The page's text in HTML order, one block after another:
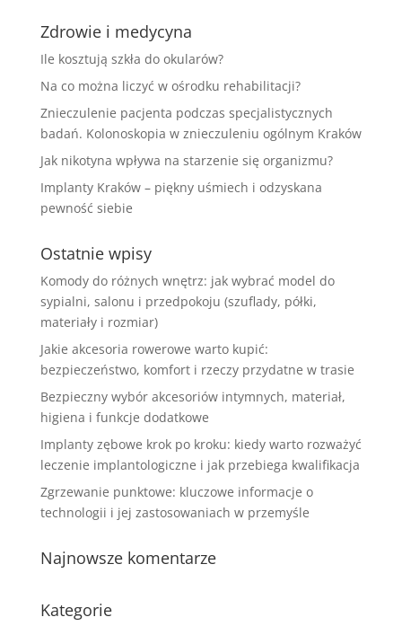
Zdrowie i medycyna
Ile kosztują szkła do okularów?
Na co można liczyć w ośrodku rehabilitacji?
Znieczulenie pacjenta podczas specjalistycznych
badań. Kolonoskopia w znieczuleniu ogólnym Kraków
Jak nikotyna wpływa na starzenie się organizmu?
Implanty Kraków – piękny uśmiech i odzyskana
pewność siebie
Ostatnie wpisy
Komody do różnych wnętrz: jak wybrać model do
sypialni, salonu i przedpokoju (szuflady, półki,
materiały i rozmiar)
Jakie akcesoria rowerowe warto kupić:
bezpieczeństwo, komfort i rzeczy przydatne w trasie
Bezpieczny wybór akcesoriów intymnych, materiał,
higiena i funkcje dodatkowe
Implanty zębowe krok po kroku: kiedy warto rozważyć
leczenie implantologiczne i jak przebiega kwalifikacja
Zgrzewanie punktowe: kluczowe informacje o
technologii i jej zastosowaniach w przemyśle
Najnowsze komentarze
Kategorie